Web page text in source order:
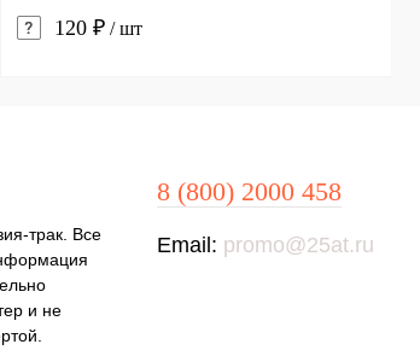
120 ₽ / шт
трак. Все
и не
8 (800) 2000 458
Email: promo@25at.ru